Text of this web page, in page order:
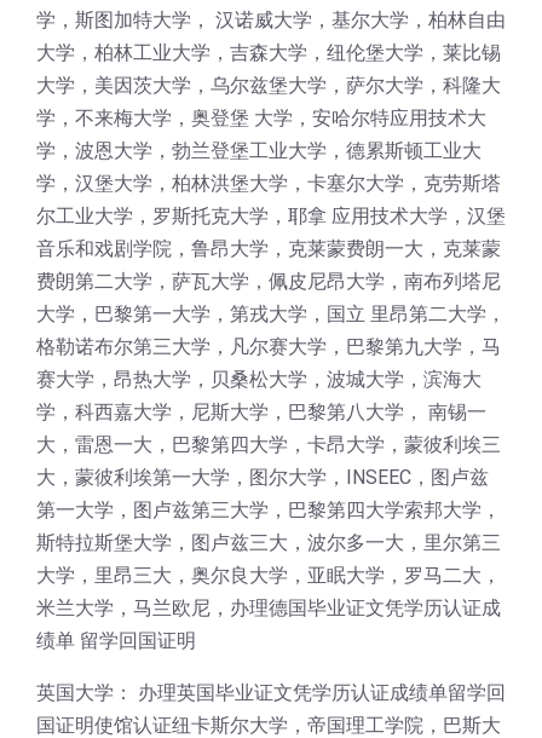
学，斯图加特大学， 汉诺威大学，基尔大学，柏林自由
大学，柏林工业大学，吉森大学，纽伦堡大学，莱比锡
大学，美因茨大学，乌尔兹堡大学，萨尔大学，科隆大
学，不来梅大学，奥登堡 大学，安哈尔特应用技术大
学，波恩大学，勃兰登堡工业大学，德累斯顿工业大
学，汉堡大学，柏林洪堡大学，卡塞尔大学，克劳斯塔
尔工业大学，罗斯托克大学，耶拿 应用技术大学，汉堡
音乐和戏剧学院，鲁昂大学，克莱蒙费朗一大，克莱蒙
费朗第二大学，萨瓦大学，佩皮尼昂大学，南布列塔尼
大学，巴黎第一大学，第戎大学，国立 里昂第二大学，
格勒诺布尔第三大学，凡尔赛大学，巴黎第九大学，马
赛大学，昂热大学，贝桑松大学，波城大学，滨海大
学，科西嘉大学，尼斯大学，巴黎第八大学， 南锡一
大，雷恩一大，巴黎第四大学，卡昂大学，蒙彼利埃三
大，蒙彼利埃第一大学，图尔大学，INSEEC，图卢兹
第一大学，图卢兹第三大学，巴黎第四大学索邦大学，
斯特拉斯堡大学，图卢兹三大，波尔多一大，里尔第三
大学，里昂三大，奥尔良大学，亚眠大学，罗马二大，
米兰大学，马兰欧尼，办理德国毕业证文凭学历认证成
绩单 留学回国证明
英国大学： 办理英国毕业证文凭学历认证成绩单留学回
国证明使馆认证纽卡斯尔大学，帝国理工学院，巴斯大